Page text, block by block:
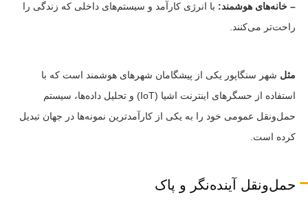
– خانه‌های هوشمند: با انرژی کارآمد و سیستم‌های داخلی که زندگی را
راحت‌تر می‌کنند.
مثل شهر سنگاپور یکی از پیشگامان شهرهای هوشمند است که با
استفاده از حسگرهای اینترنت اشیا (IoT) و تحلیل داده‌ها، سیستم
حمل‌ونقل عمومی خود را به یکی از کارآمدترین نمونه‌ها در جهان تبدیل
کرده است.
حمل‌ونقل آینده‌نگر و پاک